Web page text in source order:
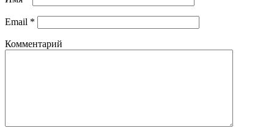
Email *
Комментарий